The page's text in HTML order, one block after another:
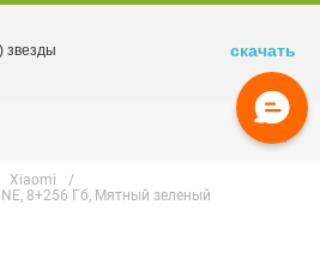
Xiaomi
8+256 Гб, Мятный зеленый
звезды
скачать